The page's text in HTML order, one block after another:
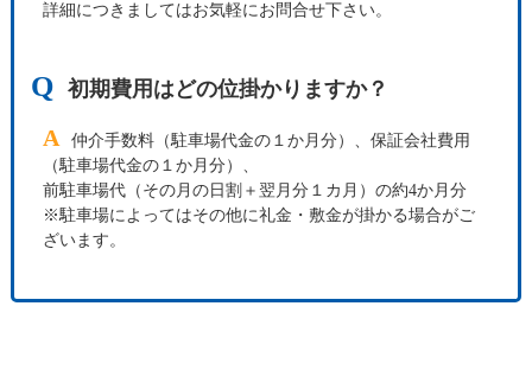
詳細につきましてはお気軽にお問合せ下さい。
Q 初期費用はどの位掛かりますか？
A
仲介手数料（駐車場代金の１か月分）、保証会社費用
（駐車場代金の１か月分）、
前駐車場代（その月の日割＋翌月分１カ月）の約4か月分
※駐車場によってはその他に礼金・敷金が掛かる場合がご
ざいます。